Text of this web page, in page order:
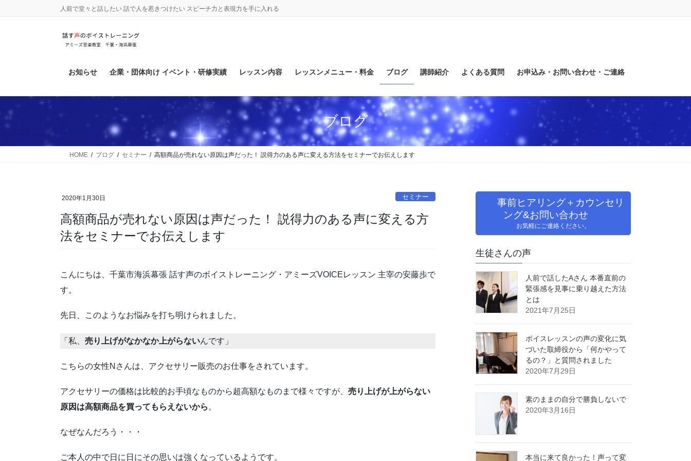
動
人前で堂々と話したい 話で人を惹きつけたい スピーチ力と表現力を手に入れる
お知らせ 企業・団体向け イベント・研修実績 レッスン内容 レッスンメニュー・料金 ブログ 講師紹介 よくある質問 お申込み・お問い合わせ・ご連絡
ブログ
HOME ブログ セミナー 高額商品が売れない原因は声だった！ 説得力のある声に変える方法をセミナーでお伝えします
2020年1月30日 セミナー
高額商品が売れない原因は声だった！ 説得力のある声に変える方
法をセミナーでお伝えします
こんにちは、千葉市海浜幕張 話す声のボイストレーニング・アミーズVOICEレッスン 主宰の安藤歩で
す。
先日、このようなお悩みを打ち明けられました。
「私、 売り上げがなかなか上がらないんです」
こちらの女性Nさんは、アクセサリー販売のお仕事をされています。
アクセサリーの価格は比較的お手頃なものから超高額なものまで様々ですが、 売り上げが上がらない
原因は高額商品を買ってもらえないから 。
なぜなんだろう・・・
ご本人の中で日に日にその思いは強くなっているようです。
事前ヒアリング＋カウンセリ
ング&お問い合わせ
お気軽にご連絡ください。
生徒さんの声
人前で話したAさん 本番直前の
緊張感を見事に乗り越えた方法
とは
2021年7月25日
ボイスレッスンの声の変化に気
づいた取締役から「何かやって
るの？」と質問されました
2020年7月29日
素のままの自分で勝負しないで
2020年3月16日
本当に来て良かった！声って変